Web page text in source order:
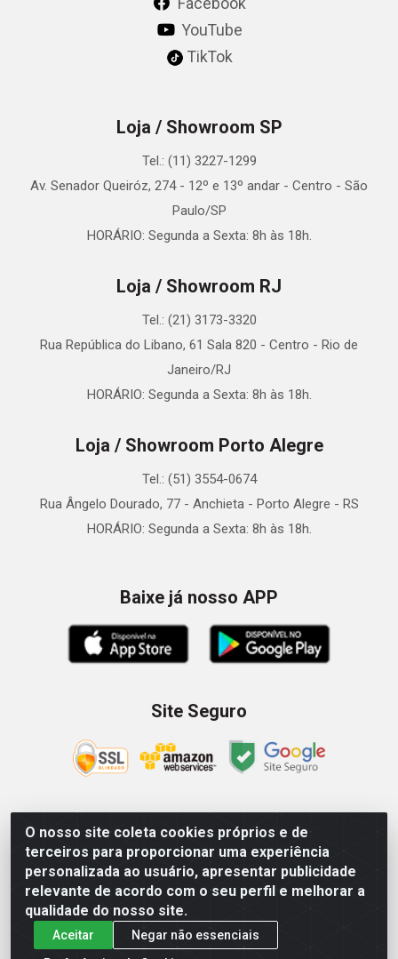
O nosso site coleta cookies próprios e de
terceiros para proporcionar uma experiência
personalizada ao usuário, apresentar publicidade
relevante de acordo com o seu perfil e melhorar a
qualidade do nosso site.
Aceitar
Negar não essenciais
Facebook
YouTube
TikTok
Loja / Showroom SP
Tel.: (11) 3227-1299
Av. Senador Queiróz, 274 - 12º e 13º andar - Centro - São
Paulo/SP
HORÁRIO: Segunda a Sexta: 8h às 18h.
Loja / Showroom RJ
Tel.: (21) 3173-3320
Rua República do Libano, 61 Sala 820 - Centro - Rio de
Janeiro/RJ
HORÁRIO: Segunda a Sexta: 8h às 18h.
Loja / Showroom Porto Alegre
Tel.: (51) 3554-0674
Rua Ângelo Dourado, 77 - Anchieta - Porto Alegre - RS
HORÁRIO: Segunda a Sexta: 8h às 18h.
Baixe já nosso APP
Site Seguro
Zein Importação e Comércio LTDA - Av. Senador Queiróz, 274
- 12º e 13º andar - Centro, São Paulo/SP – CNPJ
09.023.754/0006-46